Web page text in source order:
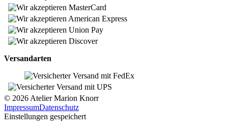
Versandarten
© 2026 Atelier Marion Knorr
ImpressumDatenschutz
Einstellungen gespeichert